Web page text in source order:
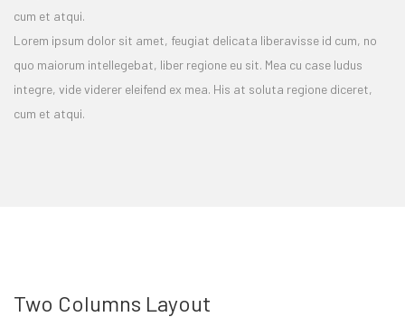
cum et atqui.
Lorem ipsum dolor sit amet, feugiat delicata liberavisse id cum, no
quo maiorum intellegebat, liber regione eu sit. Mea cu case ludus
integre, vide viderer eleifend ex mea. His at soluta regione diceret,
cum et atqui.
Two Columns Layout